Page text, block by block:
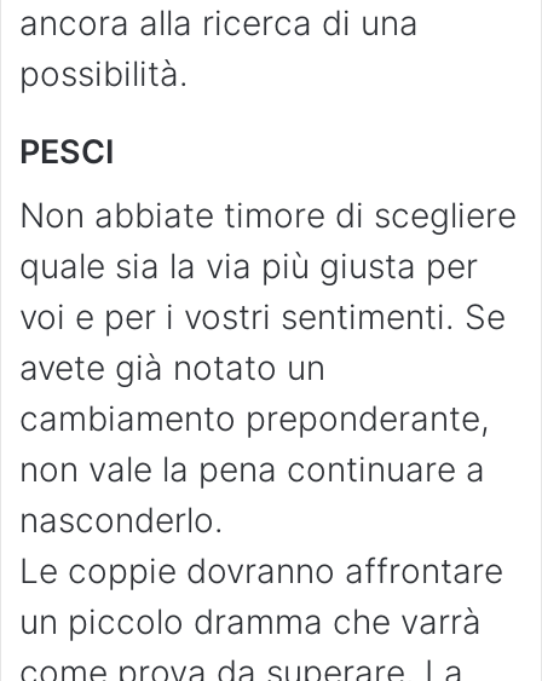
ancora alla ricerca di una
possibilità.
PESCI
Non abbiate timore di scegliere
quale sia la via più giusta per
voi e per i vostri sentimenti. Se
avete già notato un
cambiamento preponderante,
non vale la pena continuare a
nasconderlo.
Le coppie dovranno affrontare
un piccolo dramma che varrà
come prova da superare. La